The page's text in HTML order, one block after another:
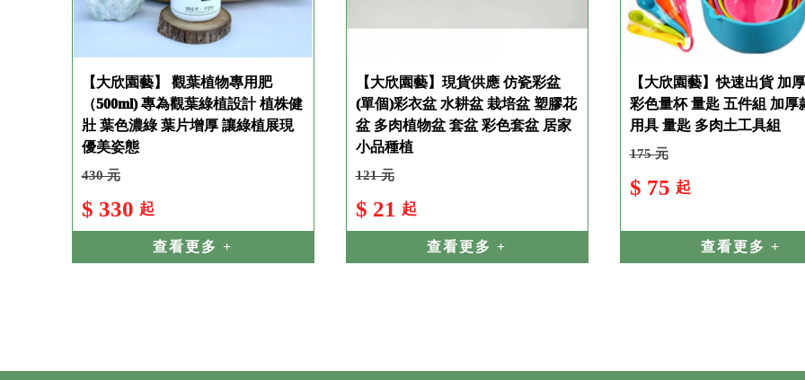
【大欣園藝】 觀葉植物專用肥
（500ml) 專為觀葉綠植設計 植株健
壯 葉色濃綠 葉片增厚 讓綠植展現
優美姿態
430 元
$ 330 起
查看更多 +
【大欣園藝】現貨供應 仿瓷彩盆
(單個)彩衣盆 水耕盆 栽培盆 塑膠花
盆 多肉植物盆 套盆 彩色套盆 居家
小品種植
121 元
$ 21 起
查看更多 +
【大欣園藝】快速出貨 加
彩色量杯 量匙 五件組 加厚
用具 量匙 多肉土工具組
175 元
$ 75 起
查看更多 +